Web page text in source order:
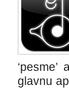
glavnu